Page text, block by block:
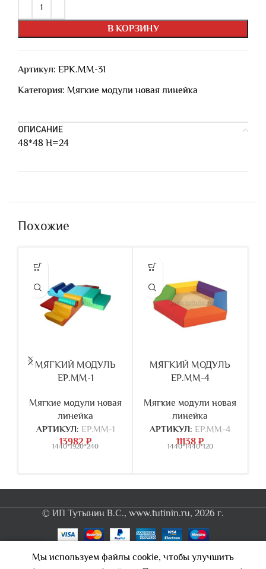
В КОРЗИНУ
Артикул: ЕРК.ММ-31
Категория: Мягкие модули новая линейка
ОПИСАНИЕ
48*48 H=24
Похожие
МЯГКИЙ МОДУЛЬ
ЕР.ММ-1
Мягкие модули новая
линейка
АРТИКУЛ: ЕР.ММ-1
13982₽
1440*1920*240
МЯГКИЙ МОДУЛЬ
ЕР.ММ-4
Мягкие модули новая
линейка
АРТИКУЛ: ЕР.ММ-4
11138₽
1440*1440*120
© ИП Тутынин В.С., www.tutinin.ru, 2026 г.
Мы используем файлы cookie, чтобы улучшить